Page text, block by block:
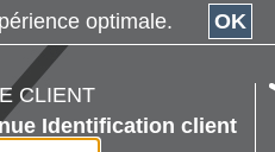
CLIENT
Identification client
optimale. OK